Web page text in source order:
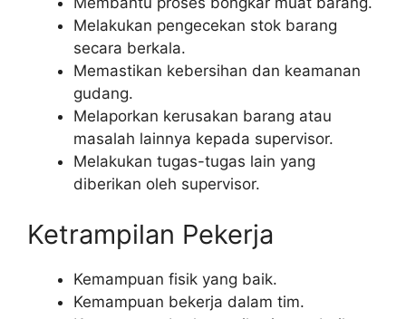
Melakukan pengecekan stok barang
secara berkala.
Memastikan kebersihan dan keamanan
gudang.
Melaporkan kerusakan barang atau
masalah lainnya kepada supervisor.
Melakukan tugas-tugas lain yang
diberikan oleh supervisor.
Ketrampilan Pekerja
Kemampuan fisik yang baik.
Kemampuan bekerja dalam tim.